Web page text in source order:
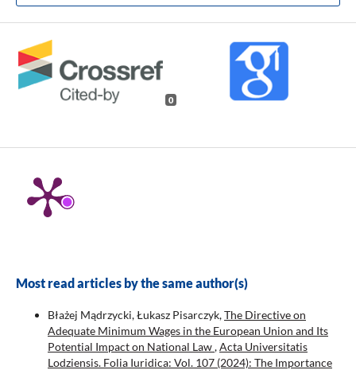
0
Most read articles by the same author(s)
Błażej Mądrzycki, Łukasz Pisarczyk,The Directive on
Adequate Minimum Wages in the European Union and Its
Potential Impact on National Law,Acta Universitatis
Lodziensis. Folia Iuridica: Vol. 107 (2024): The Importance